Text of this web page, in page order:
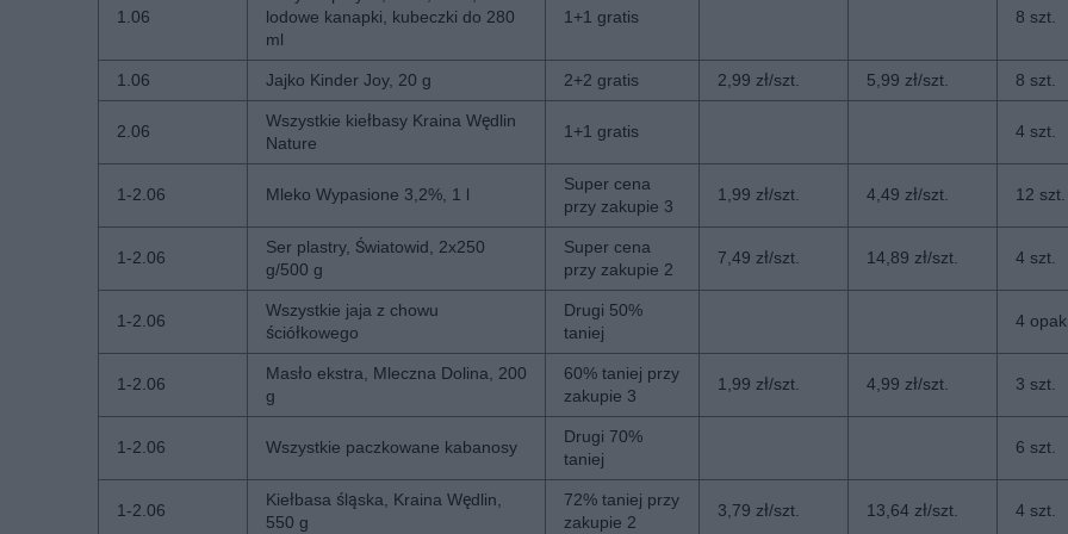
1.06
lodowe kanapki, kubeczki do 280
ml
1+1 gratis 8 szt.
1.06 Jajko Kinder Joy, 20 g 2+2 gratis 2,99 zł/szt. 5,99 zł/szt. 8 szt.
2.06
Wszystkie kiełbasy Kraina Wędlin
Nature
1+1 gratis 4 szt.
1-2.06 Mleko Wypasione 3,2%, 1 l
Super cena
przy zakupie 3
1,99 zł/szt. 4,49 zł/szt. 12 szt.
1-2.06
Ser plastry, Światowid, 2x250
g/500 g
Super cena
przy zakupie 2
7,49 zł/szt. 14,89 zł/szt. 4 szt.
1-2.06
Wszystkie jaja z chowu
ściółkowego
Drugi 50%
taniej
4
1-2.06
Masło ekstra, Mleczna Dolina, 200
g
60% taniej przy
zakupie 3
1,99 zł/szt. 4,99 zł/szt. 3 szt.
1-2.06 Wszystkie paczkowane kabanosy
Drugi 70%
taniej
6 szt.
1-2.06
Kiełbasa śląska, Kraina Wędlin,
550 g
72% taniej przy
zakupie 2
3,79 zł/szt. 13,64 zł/szt. 4 szt.